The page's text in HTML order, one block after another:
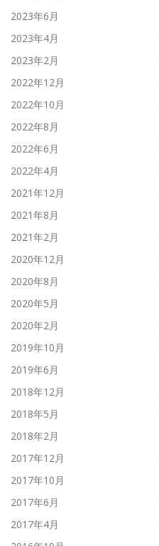
2023年6月
2023年4月
2023年2月
2022年12月
2022年10月
2022年8月
2022年6月
2022年4月
2021年12月
2021年8月
2021年2月
2020年12月
2020年8月
2020年5月
2020年2月
2019年10月
2019年6月
2018年12月
2018年5月
2018年2月
2017年12月
2017年10月
2017年6月
2017年4月